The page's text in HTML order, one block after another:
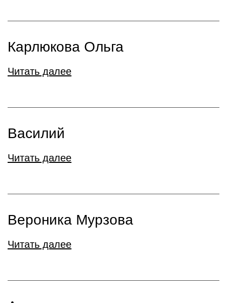
Карлюкова Ольга
Читать далее
Василий
Читать далее
Вероника Мурзова
Читать далее